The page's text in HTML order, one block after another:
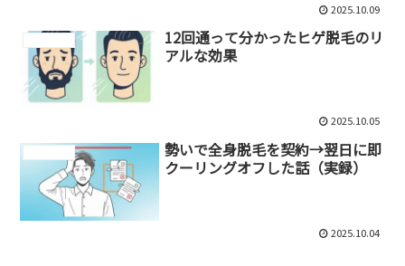
2025.10.09
12回通って分かったヒゲ脱毛のリ
アルな効果
2025.10.05
勢いで全身脱毛を契約→翌日に即
クーリングオフした話（実録）
2025.10.04